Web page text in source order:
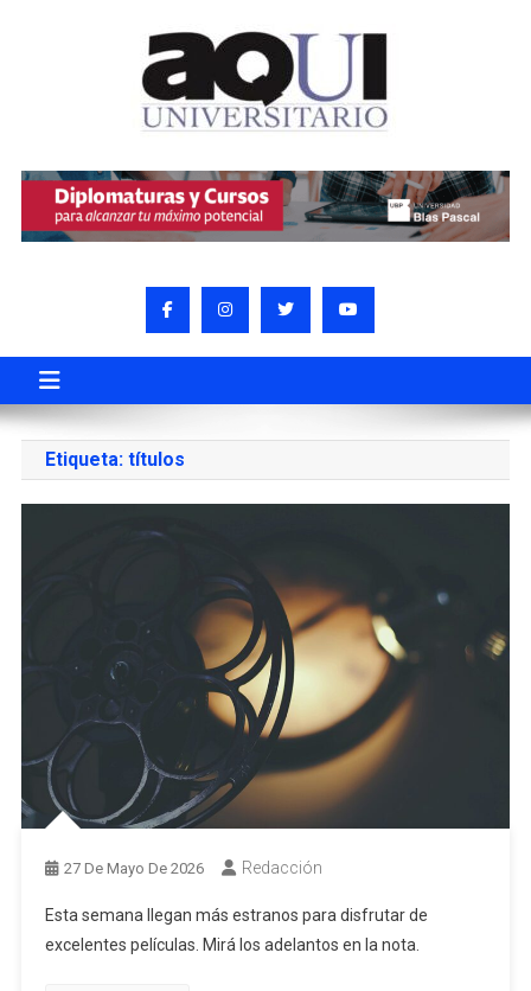
Etiqueta: títulos
27 De Mayo De 2026 Redacción
Esta semana llegan más estranos para disfrutar de
excelentes películas. Mirá los adelantos en la nota.